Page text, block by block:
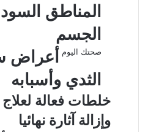
المناطق
الجسم
صحتك اليوم أعراض
الثدي وأسبابه
خلطات فعالة
وإزالة آثارة نهائيا